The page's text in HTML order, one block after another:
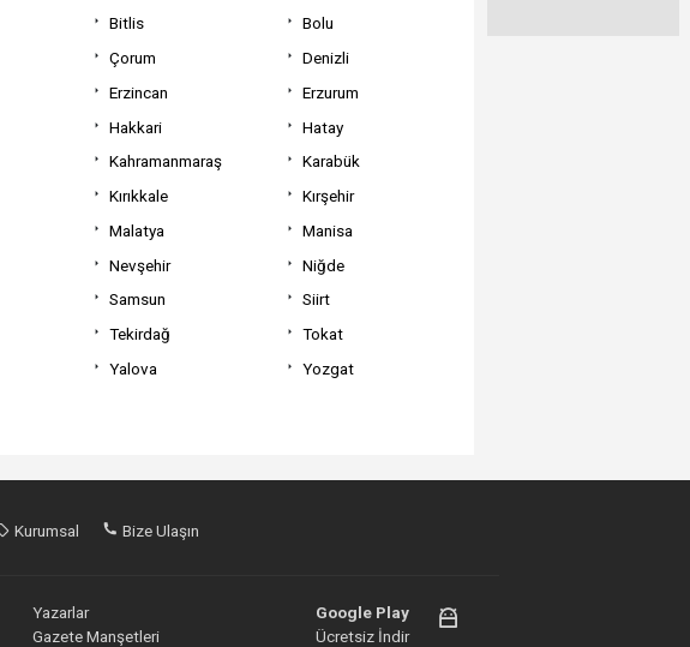
Bitlis
Bolu
Çorum
Denizli
Erzincan
Erzurum
Hakkari
Hatay
Kahramanmaraş
Karabük
Kırıkkale
Kırşehir
Malatya
Manisa
Nevşehir
Niğde
Samsun
Siirt
Tekirdağ
Tokat
Yalova
Yozgat
Kurumsal Bize Ulaşın
Yazarlar
Gazete Manşetleri
Google Play
Ücretsiz İndir